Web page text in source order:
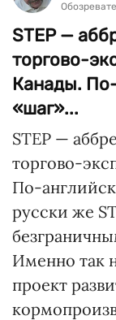
STEP —
торгово-
Канады.
«шаг»...
STEP —
торгово-
По-
русски же
Именно так
проект